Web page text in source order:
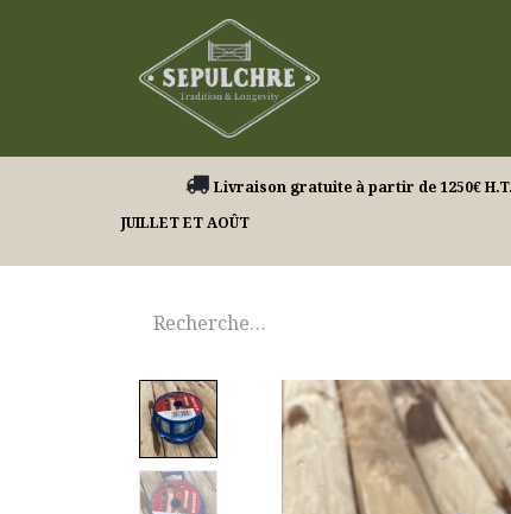
Livraison gratuite à partir de 1250€
JUILLET ET AOÛT